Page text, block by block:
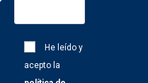
He leído y
acepto la